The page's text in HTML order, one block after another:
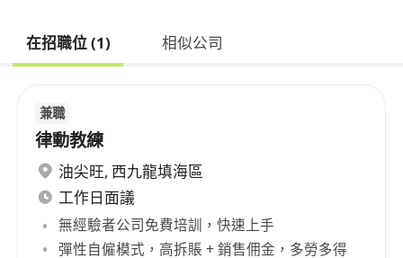
在招職位 (1) 相似公司
兼職
律動教練
油尖旺, 西九龍填海區
工作日面議
無經驗者公司免費培訓，快速上手
彈性自僱模式，高拆賬 + 銷售佣金，多勞多得